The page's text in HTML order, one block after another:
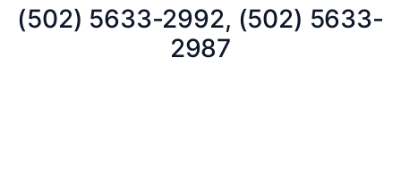
(502) 5633-2992, (502) 5633-
2987